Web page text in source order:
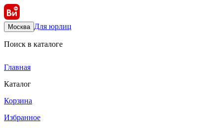
Москва Для юрлиц
Поиск в каталоге
Главная
Каталог
Корзина
Избранное